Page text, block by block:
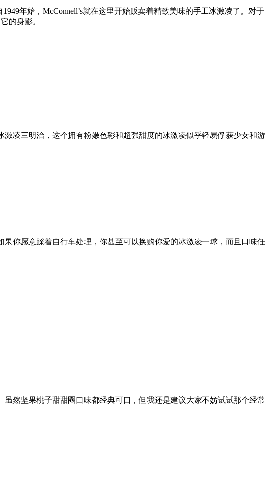
年始，McConnell’s就在这里开始贩卖着精致美味的手工冰激凌了。对于
的身影。
凌三明治，这个拥有粉嫩色彩和超强甜度的冰激凌似乎轻易俘获少女和游
你愿意踩着自行车处理，你甚至可以换购你爱的冰激凌一球，而且口味任
然坚果桃子甜甜圈口味都经典可口，但我还是建议大家不妨试试那个经常